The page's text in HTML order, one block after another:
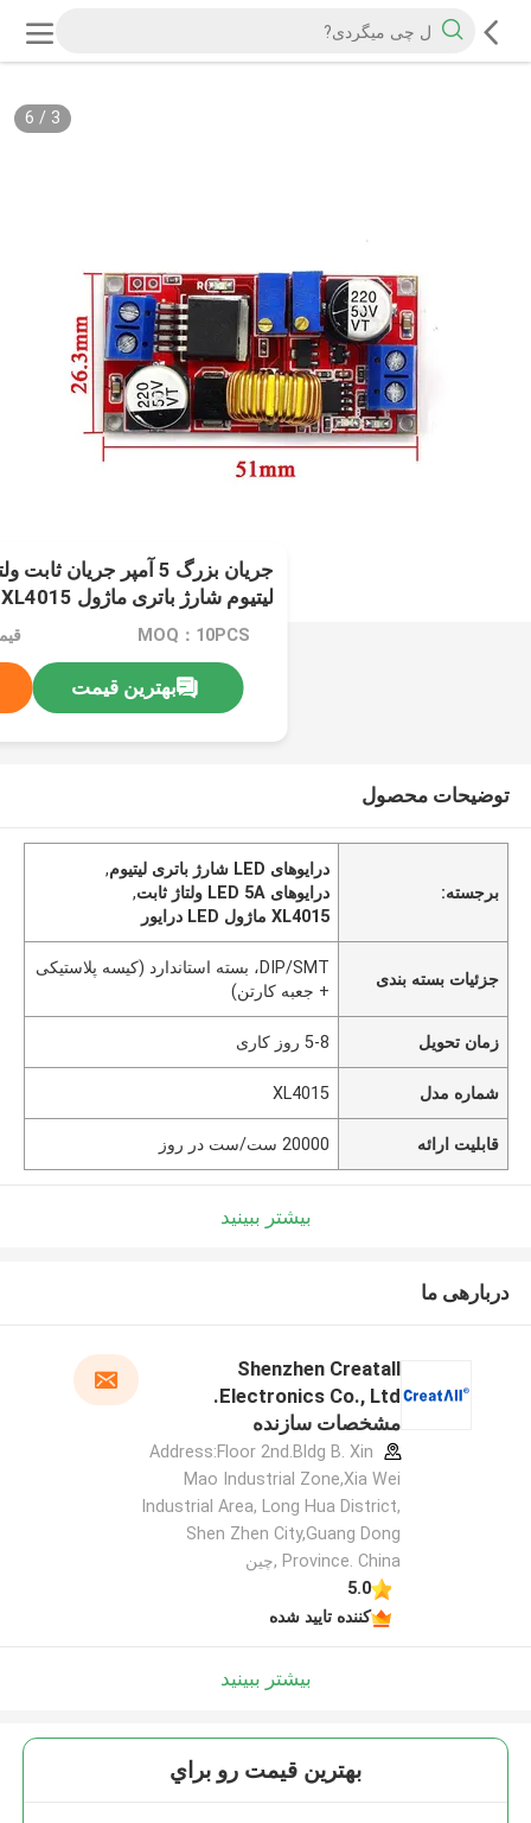
3
/
6
لیتیوم شارژ باتری ماژول XL4015
MOQ：10PCS
بهترین قیمت
توضیحات محصول
برجسته:
درایوهای LED شارژ باتری لیتیوم
,
درایوهای LED 5A ولتاژ ثابت
,
XL4015 ماژول LED درایور
جزئیات بسته بندی
DIP/SMT، بسته استاندارد (کیسه پلاستیکی
+ جعبه کارتن)
زمان تحویل 5-8 روز کاری
شماره مدل XL4015
قابلیت ارائه 20000 ست/ست در روز
بیشتر ببینید
دربارهی ما
Shenzhen Creatall
Electronics Co., Ltd.
مشخصات سازنده
Address:Floor 2nd.Bldg B. Xin
Mao Industrial Zone,Xia Wei
Industrial Area, Long Hua District,
Shen Zhen City,Guang Dong
Province. China ,چین
5.0
کننده تایید شده
بیشتر ببینید
بهترين قيمت رو براي